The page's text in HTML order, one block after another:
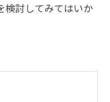
検討してみてはいか